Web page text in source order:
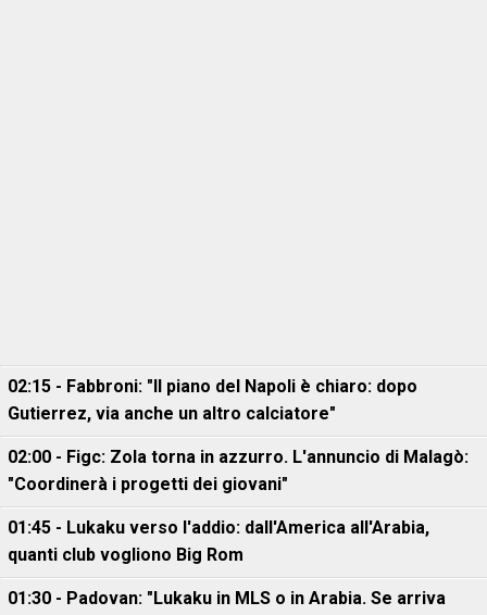
02:15 - Fabbroni: "Il piano del Napoli è chiaro: dopo
Gutierrez, via anche un altro calciatore"
02:00 - Figc: Zola torna in azzurro. L'annuncio di Malagò:
"Coordinerà i progetti dei giovani"
01:45 - Lukaku verso l'addio: dall'America all'Arabia,
quanti club vogliono Big Rom
01:30 - Padovan: "Lukaku in MLS o in Arabia. Se arriva